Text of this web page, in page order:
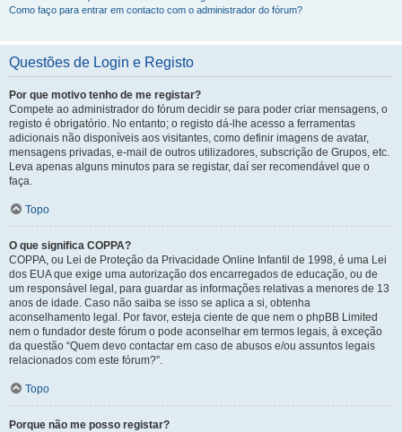
Como faço para entrar em contacto com o administrador do fórum?
Questões de Login e Registo
Por que motivo tenho de me registar?
Compete ao administrador do fórum decidir se para poder criar mensagens, o
registo é obrigatório. No entanto; o registo dá-lhe acesso a ferramentas
adicionais não disponíveis aos visitantes, como definir imagens de avatar,
mensagens privadas, e-mail de outros utilizadores, subscrição de Grupos, etc.
Leva apenas alguns minutos para se registar, daí ser recomendável que o
faça.
Topo
O que significa COPPA?
COPPA, ou Lei de Proteção da Privacidade Online Infantil de 1998, é uma Lei
dos EUA que exige uma autorização dos encarregados de educação, ou de
um responsável legal, para guardar as informações relativas a menores de 13
anos de idade. Caso não saiba se isso se aplica a si, obtenha
aconselhamento legal. Por favor, esteja ciente de que nem o phpBB Limited
nem o fundador deste fórum o pode aconselhar em termos legais, à exceção
da questão “Quem devo contactar em caso de abusos e/ou assuntos legais
relacionados com este fórum?”.
Topo
Porque não me posso registar?